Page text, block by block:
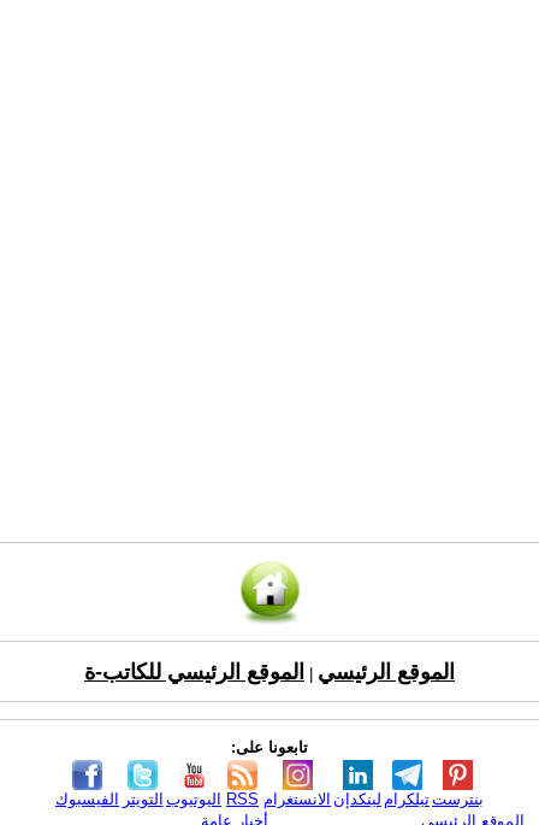
الموقع الرئيسي الموقع الرئيسي للكاتب-ة
تابعونا على:
الفيسبوك التويتر اليوتيوب RSS الانستغرام لينكدإن تيلكرامبنترست
الموقع الرئيسي
أخبار عامة